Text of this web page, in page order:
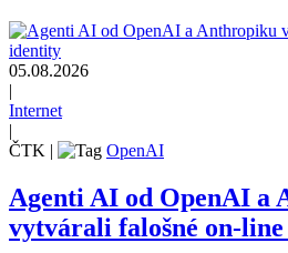
05.08.2026
Internet
ČTK
OpenAI
Agenti AI od OpenAI a
vytvárali falošné on-